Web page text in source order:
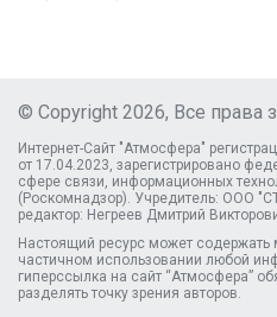
© Copyright 2026, Все права
Интернет-Сайт "Атмосфера"
от 17.04.2023, зарегистрировано
сфере связи, информационных
(Роскомнадзор). Учредитель: ООО
редактор: Негреев Дмитрий
Настоящий ресурс может содержать
частичном использовании любой
гиперссылка на сайт “Атмосфера”
разделять точку зрения авторов.